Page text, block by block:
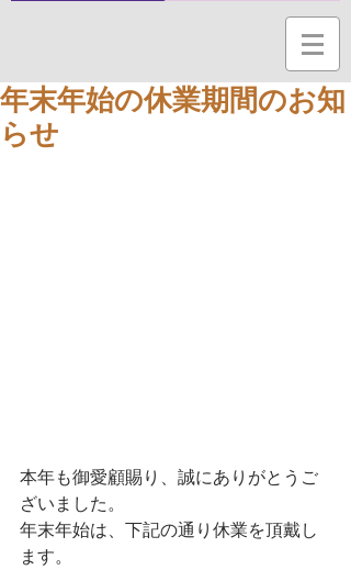
年末年始の休業期間のお知
らせ
本年も御愛顧賜り、誠にありがとうご
ざいました。
年末年始は、下記の通り休業を頂戴し
ます。